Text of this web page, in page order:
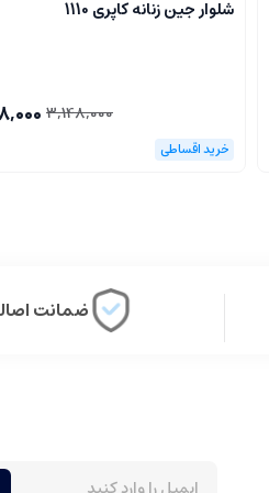
شلوار جین زنانه کاپری 1110
3,148,000
ضمانت